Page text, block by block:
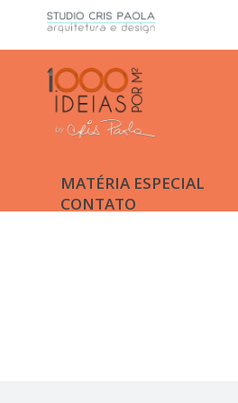
MATÉRIA ESPECIAL
CONTATO